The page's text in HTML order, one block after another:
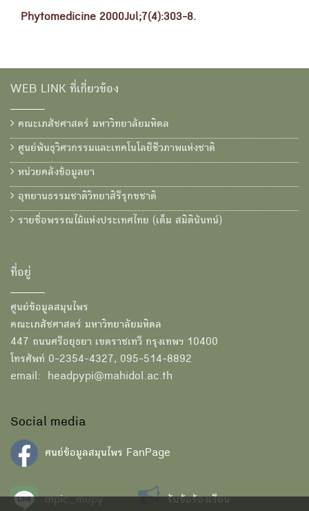
Phytomedicine 2000Jul;7(4):303-8.
WEB LINK ที่เกี่ยวข้อง
คณะเภสัชศาสตร์ มหาวิทยาลัยมหิดล
ศูนย์พันธุวิศวกรรมและเทคโนโลยีชีวภาพแห่งชาติ
หน่วยคลังข้อมูลยา
อุทยานธรรมชาติวิทยาสิรีรุกขชาติ
รายชื่อพรรณไม้แห่งประเทศไทย (เต็ม สมิตินันทน์)
ที่อยู่
ศูนย์ข้อมูลสมุนไพร
คณะเภสัชศาสตร์ มหาวิทยาลัยมหิดล
447 ถนนศรีอยุธยา เขตราชเทวี กรุงเทพฯ 10400
โทรศัพท์ 0-2354-4327, 095-514-8892
email: headpypi@mahidol.ac.th
Social media
ศนย์ข้อมูลสมุนไพร FanPage
mpic_mupy รับข้อร้องเรียน